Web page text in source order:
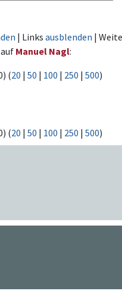
| Links ausblenden |
Manuel Nagl:
(20 | 50 | 100 | 250 | 500)
(20 | 50 | 100 | 250 | 500)